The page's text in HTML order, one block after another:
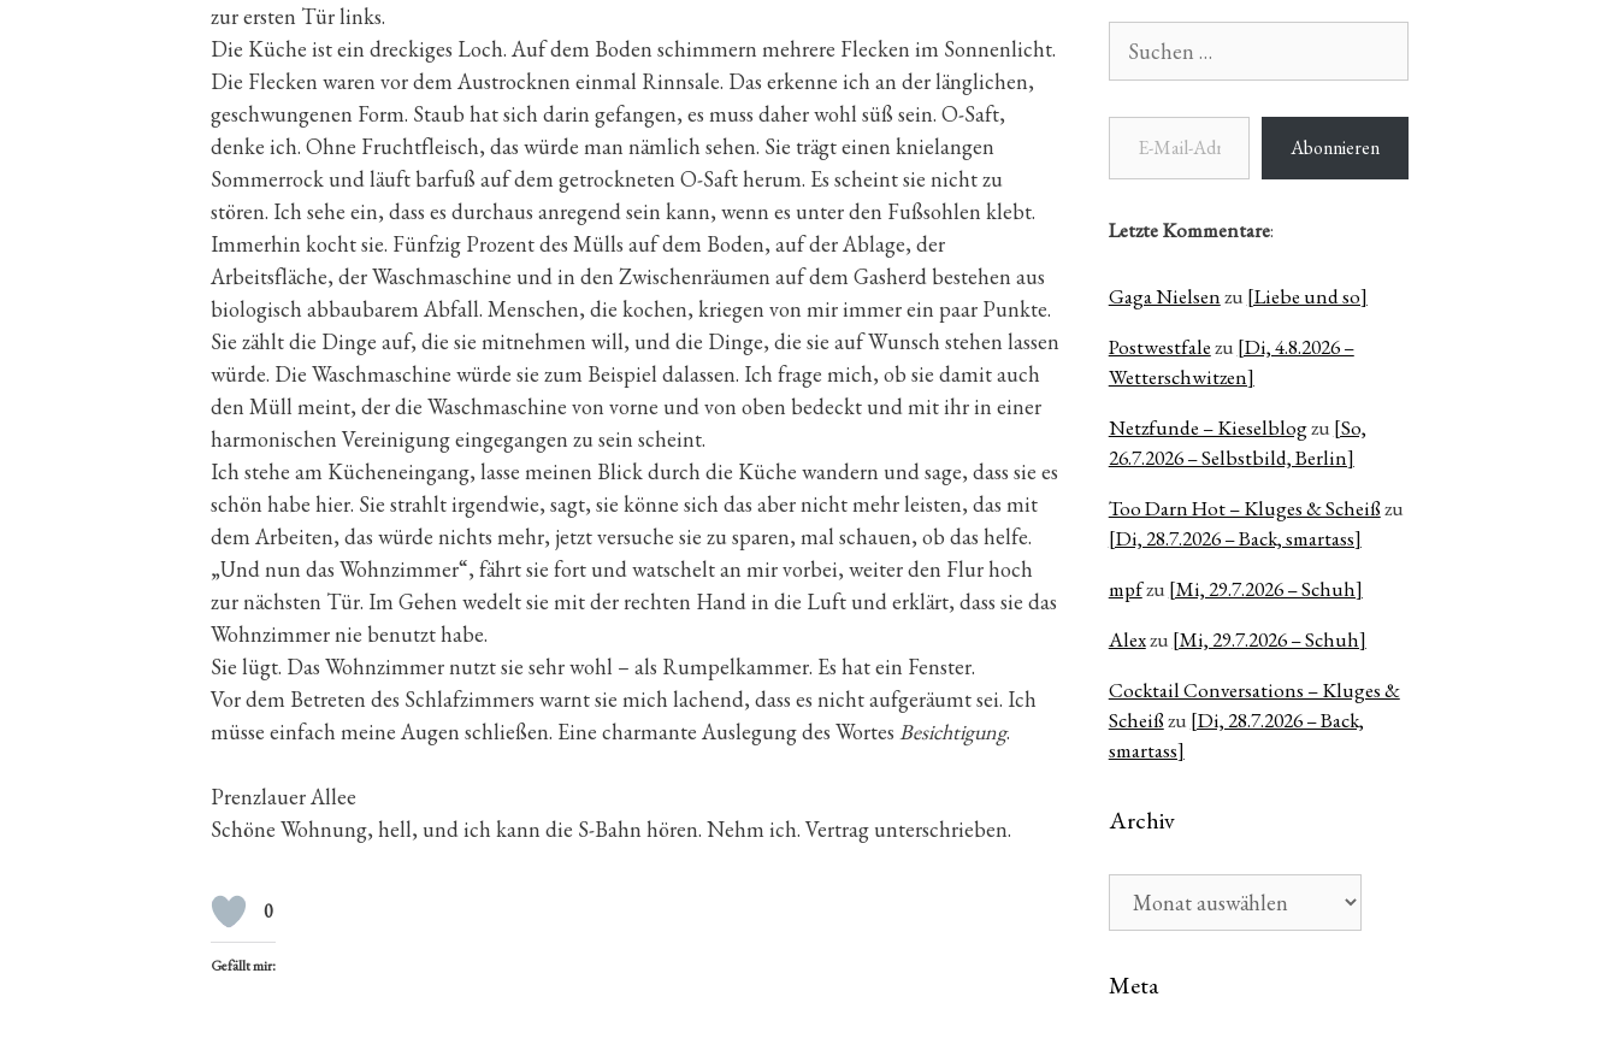
zur ersten Tür links.
Die Küche ist ein dreckiges Loch. Auf dem Boden schimmern mehrere Flecken im Sonnenlicht.
Die Flecken waren vor dem Austrocknen einmal Rinnsale. Das erkenne ich an der länglichen,
geschwungenen Form. Staub hat sich darin gefangen, es muss daher wohl süß sein. O-Saft,
denke ich. Ohne Fruchtfleisch, das würde man nämlich sehen. Sie trägt einen knielangen
Sommerrock und läuft barfuß auf dem getrockneten O-Saft herum. Es scheint sie nicht zu
stören. Ich sehe ein, dass es durchaus anregend sein kann, wenn es unter den Fußsohlen klebt.
Immerhin kocht sie. Fünfzig Prozent des Mülls auf dem Boden, auf der Ablage, der
Arbeitsfläche, der Waschmaschine und in den Zwischenräumen auf dem Gasherd bestehen aus
biologisch abbaubarem Abfall. Menschen, die kochen, kriegen von mir immer ein paar Punkte.
Sie zählt die Dinge auf, die sie mitnehmen will, und die Dinge, die sie auf Wunsch stehen lassen
würde. Die Waschmaschine würde sie zum Beispiel dalassen. Ich frage mich, ob sie damit auch
den Müll meint, der die Waschmaschine von vorne und von oben bedeckt und mit ihr in einer
harmonischen Vereinigung eingegangen zu sein scheint.
Ich stehe am Kücheneingang, lasse meinen Blick durch die Küche wandern und sage, dass sie es
schön habe hier. Sie strahlt irgendwie, sagt, sie könne sich das aber nicht mehr leisten, das mit
dem Arbeiten, das würde nichts mehr, jetzt versuche sie zu sparen, mal schauen, ob das helfe.
„Und nun das Wohnzimmer“, fährt sie fort und watschelt an mir vorbei, weiter den Flur hoch
zur nächsten Tür. Im Gehen wedelt sie mit der rechten Hand in die Luft und erklärt, dass sie das
Wohnzimmer nie benutzt habe.
Sie lügt. Das Wohnzimmer nutzt sie sehr wohl – als Rumpelkammer. Es hat ein Fenster.
Vor dem Betreten des Schlafzimmers warnt sie mich lachend, dass es nicht aufgeräumt sei. Ich
müsse einfach meine Augen schließen. Eine charmante Auslegung des Wortes Besichtigung.
Prenzlauer Allee
Schöne Wohnung, hell, und ich kann die S-Bahn hören. Nehm ich. Vertrag unterschrieben.
0
Gefällt mir:
nach:
E-Mail-Adresse
Abonnieren
Letzte Kommentare:
Gaga Nielsenzu [Liebe und so]
Postwestfalezu [Di, 4.8.2026 –
Wetterschwitzen]
Netzfunde – Kieselblogzu [So,
26.7.2026 – Selbstbild, Berlin]
Too Darn Hot – Kluges & Scheißzu
[Di, 28.7.2026 – Back, smartass]
mpfzu [Mi, 29.7.2026 – Schuh]
Alexzu [Mi, 29.7.2026 – Schuh]
Cocktail Conversations – Kluges &
Scheißzu [Di, 28.7.2026 – Back,
smartass]
Archiv
Meta